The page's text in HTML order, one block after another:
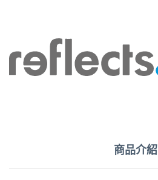
商品介紹